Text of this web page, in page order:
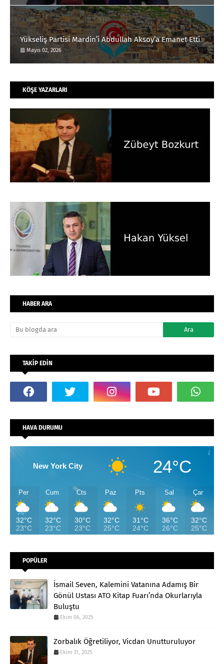
Yükseliş Partisi Mardin’i Abdullah Aksoy’a Emanet Etti
Mayıs 02, 2026
KÖŞE YAZARLARI
HABER ARA
TAKİP EDİN
HAVA DURUMU
New York City 24°C
Per
32°C
23°C
Cum
32°C
23°C
Cts
30°C
23°C
Paz
32°C
25°C
Pts
31°C
24°C
Sal
36°C
26°C
Çar
32°C
25°C
POPÜLER
İsmail Seven, Kalemini Vatanına Adamış Bir
Gönül Ustası ATO Kitap Fuarı’nda Okurlarıyla
Buluştu
Ekim 06, 2025
Zorbalık Öğretiliyor, Vicdan Unutturuluyor
Ekim 31, 2025